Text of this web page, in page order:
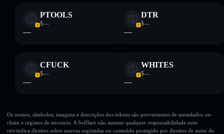
PTOOLS
$—
—
DTR
$—
—
CFUCK
$—
—
WHITES
$—
—
Os nomes, símbolos, imagens e descrições dos tokens são provenientes de metadados on-
chain e registos de terceiros. A Solflare não assume qualquer responsabilidade nem
reivindica direitos sobre marcas registadas ou conteúdo protegido por direitos de autor de